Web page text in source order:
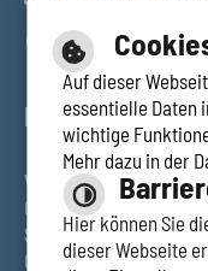
VR Bank Heilbronn-
0300 5000 09, BIC
Sparkasse
0030 0005 0009 26,
Auf dieser
essentielle Daten
wichtige
Mehr dazu in der
Hier können Sie
dieser Webseite